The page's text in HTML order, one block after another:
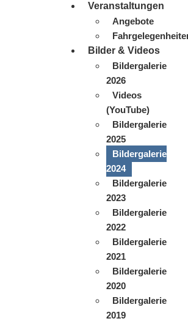
Veranstaltungen
Angebote
Bilder & Videos
Bildergalerie
2026
Videos
(YouTube)
Bildergalerie
2025
Bildergalerie
2024
Bildergalerie
2023
Bildergalerie
2022
Bildergalerie
2021
Bildergalerie
2020
Bildergalerie
2019